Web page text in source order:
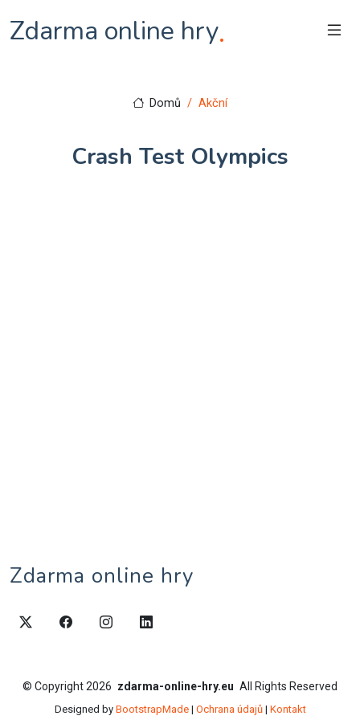
Zdarma online hry.
Domů Akční
Crash Test Olympics
Zdarma online hry
© Copyright2026 zdarma-online-hry.eu All Rights Reserved
Designed by BootstrapMade| Ochrana údajů| Kontakt